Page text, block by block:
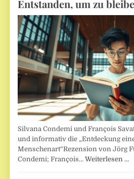
Entstanden, um zu
Silvana Condemi und François
und informativ die „Entdeckung
Menschenart“Rezension von Jörg
Condemi; François…Weiterlesen …